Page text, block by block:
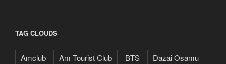
TAG CLOUDS
Amclub Am Tourist Club BTS
Dazai Osamu